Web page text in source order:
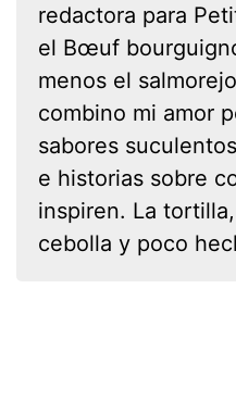
redactora para
el Bœuf
menos el
combino mi amor
sabores
e historias sobre
inspiren. La
cebolla y poco